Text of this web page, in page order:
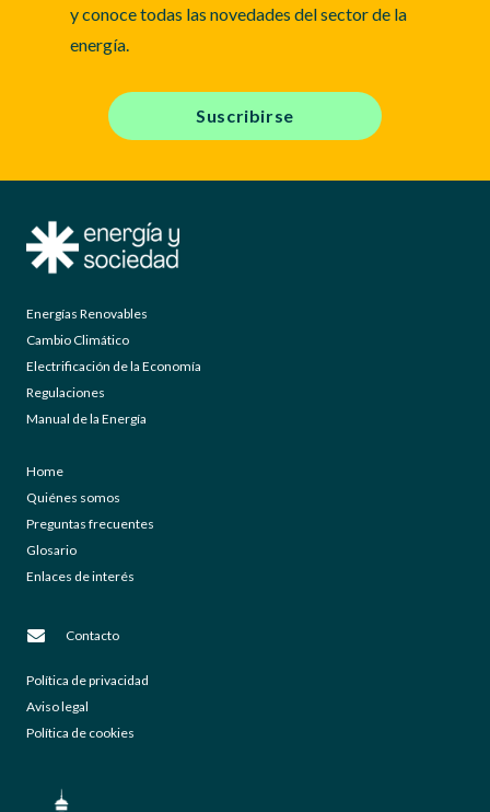
y conoce todas las novedades del sector de la
energía.
Suscribirse
Energías Renovables
Cambio Climático
Electrificación de la Economía
Regulaciones
Manual de la Energía
Home
Quiénes somos
Preguntas frecuentes
Glosario
Enlaces de interés
Contacto
Política de privacidad
Aviso legal
Política de cookies